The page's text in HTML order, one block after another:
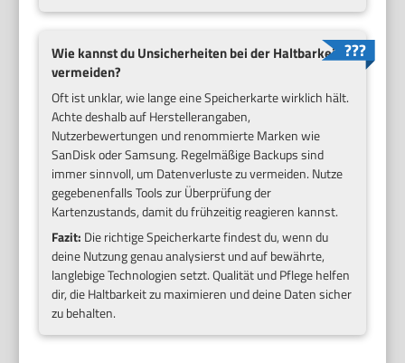
Wie kannst du Unsicherheiten bei der Haltbarkeit
vermeiden?
Oft ist unklar, wie lange eine Speicherkarte wirklich hält.
Achte deshalb auf Herstellerangaben,
Nutzerbewertungen und renommierte Marken wie
SanDisk oder Samsung. Regelmäßige Backups sind
immer sinnvoll, um Datenverluste zu vermeiden. Nutze
gegebenenfalls Tools zur Überprüfung der
Kartenzustands, damit du frühzeitig reagieren kannst.
Fazit: Die richtige Speicherkarte findest du, wenn du
deine Nutzung genau analysierst und auf bewährte,
langlebige Technologien setzt. Qualität und Pflege helfen
dir, die Haltbarkeit zu maximieren und deine Daten sicher
zu behalten.